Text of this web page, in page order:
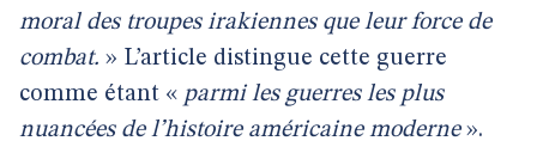
moral des troupes irakiennes que leur force de
combat. » L’article distingue cette guerre
comme étant « parmi les guerres les plus
nuancées de l’histoire américaine moderne».